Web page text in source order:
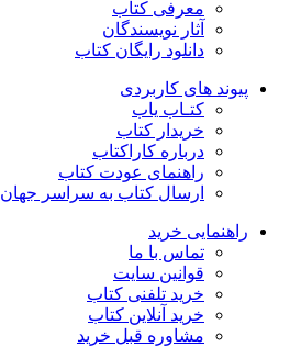
معرفی کتاب
آثار نویسندگان
دانلود رایگان کتاب
پیوند های کاربردی
کتـاب یاب
خریدار کتاب
درباره کاراکتاب
راهنمای عودت کتاب
ارسال کتاب به سراسر جهان
راهنمایی خرید
تماس با ما
قوانین سایت
خرید تلفنی کتاب
خرید آنلاین کتاب
مشاوره قبل خرید